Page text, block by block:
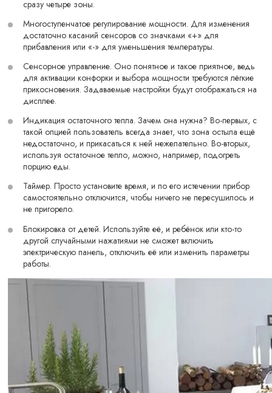
сразу четыре зоны.
Многоступенчатое регулирование мощности. Для изменения
достаточно касаний сенсоров со значками «+» для
прибавления или «-» для уменьшения температуры.
Сенсорное управление. Оно понятное и такое приятное, ведь
для активации конфорки и выбора мощности требуются лёгкие
прикосновения. Задаваемые настройки будут отображаться на
дисплее.
Индикация остаточного тепла. Зачем она нужна? Во-первых, с
такой опцией пользователь всегда знает, что зона остыла ещё
недостаточно, и прикасаться к ней нежелательно. Во-вторых,
используя остаточное тепло, можно, например, подогреть
порцию еды.
Таймер. Просто установите время, и по его истечении прибор
самостоятельно отключится, чтобы ничего не пересушилось и
не пригорело.
Блокировка от детей. Используйте её, и ребёнок или кто-то
другой случайными нажатиями не сможет включить
электрическую панель, отключить её или изменить параметры
работы.